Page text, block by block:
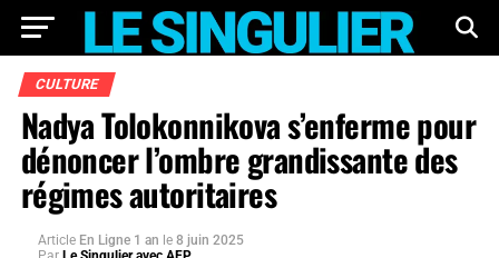
CULTURE
Nadya Tolokonnikova s’enferme pour
dénoncer l’ombre grandissante des
régimes autoritaires
Article En Ligne 1 an le 8 juin 2025